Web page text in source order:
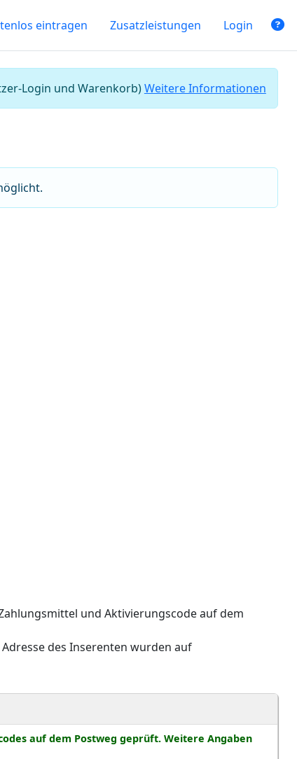
eintragen Zusatzleistungen Login
Login und Warenkorb)Weitere Informationen
und Aktivierungscode auf dem
des Inserenten wurden auf
auf dem Postweg geprüft. Weitere Angaben